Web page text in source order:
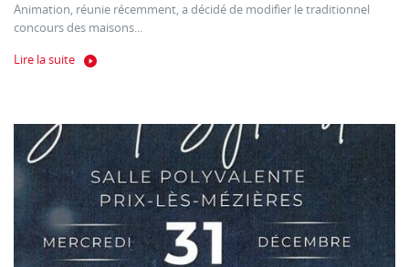
Animation, réunie récemment, a décidé de modifier le traditionnel
concours des maisons...
Lire la suite